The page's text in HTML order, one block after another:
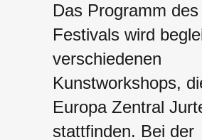
Das Programm
Festivals wird
verschiedenen
Kunstworkshops,
Europa Zentral
stattfinden. Bei der